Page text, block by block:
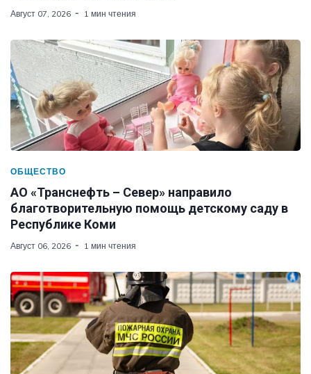
Август 07, 2026 1 мин чтения
ОБЩЕСТВО
АО «Транснефть – Север» направило
благотворительную помощь детскому саду в
Республике Коми
Август 06, 2026 1 мин чтения